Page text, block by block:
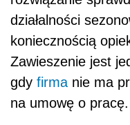
działalności
koniecznością
Zawieszenie jest
gdy firma nie ma
na umowę o pracę.